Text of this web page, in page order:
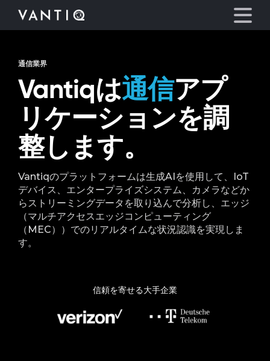
事業内容
パートナーシップ
お役立ち情報
会社情報
言語
通信業界
Vantiqは通信アプ
リケーションを調
整します。
Vantiqのプラットフォームは生成AIを使用して、IoT
デバイス、エンタープライズシステム、カメラなどか
らストリーミングデータを取り込んで分析し、エッジ
（マルチアクセスエッジコンピューティング
（MEC））でのリアルタイムな状況認識を実現しま
す。
信頼を寄せる大手企業